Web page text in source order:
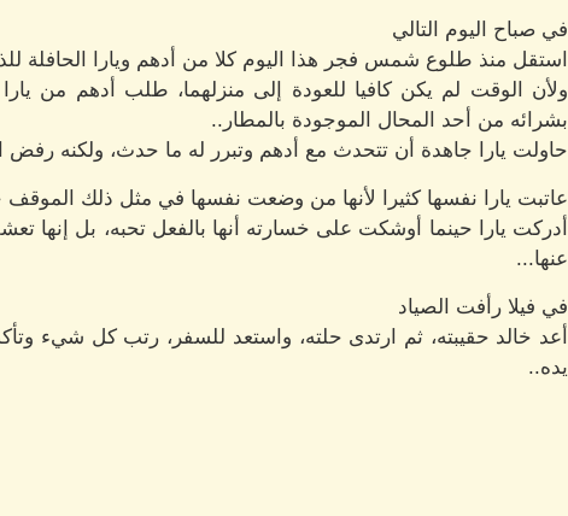
في صباح اليوم التالي
استقل منذ طلوع شمس فجر هذا اليوم كلا من أدهم ويارا الحافلة
ولأن الوقت لم يكن كافيا للعودة إلى منزلهما، طلب أدهم من
بشرائه من أحد المحال الموجودة بالمطار..
حاولت يارا جاهدة أن تتحدث مع أدهم وتبرر له ما حدث، ولكنه رفض
عاتبت يارا نفسها كثيرا لأنها من وضعت نفسها في مثل ذلك
أدركت يارا حينما أوشكت على خسارته أنها بالفعل تحبه، بل إنها
عنها...
في فيلا رأفت الصياد
أعد خالد حقيبته، ثم ارتدى حلته، واستعد للسفر، رتب كل شيء
يده..